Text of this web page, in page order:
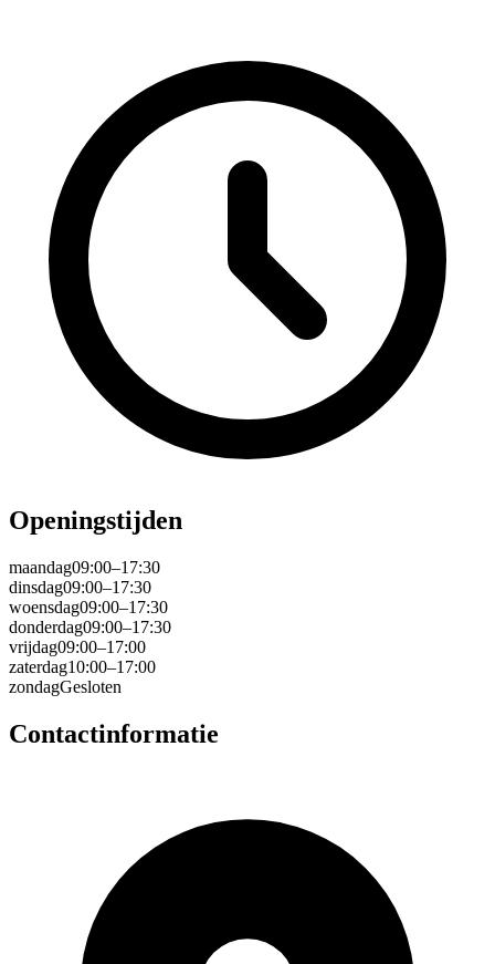
Openingstijden
maandag09:00–17:30
dinsdag09:00–17:30
woensdag09:00–17:30
donderdag09:00–17:30
vrijdag09:00–17:00
zaterdag10:00–17:00
zondagGesloten
Contactinformatie